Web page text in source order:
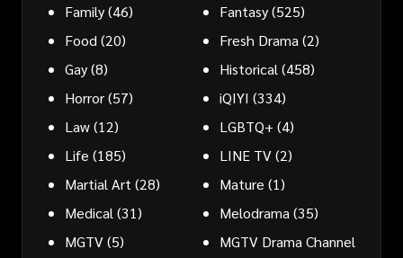
Family(46) Fantasy(525)
Food (20) Fresh Drama (2)
Gay(8) Historical (458)
Horror(57) iQIYI (334)
Law(12) LGBTQ+ (4)
Life (185) LINE TV(2)
Martial Art (28) Mature (1)
Medical (31) Melodrama (35)
MGTV(5)
MGTV Drama Channel